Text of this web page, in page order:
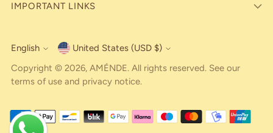
IMPORTANT LINKS
Language
English Currency
United States (USD $)
Copyright © 2026, AMÉNDE. All rights reserved. See our
terms of use and privacy notice.